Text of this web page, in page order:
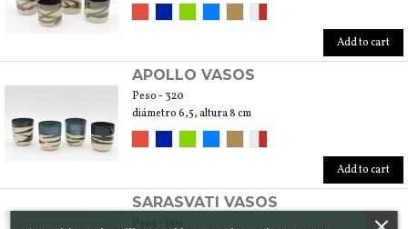
Add to cart
APOLLO VASOS
Peso - 320
diámetro 6,5, altura 8 cm
Add to cart
SARASVATI VASOS